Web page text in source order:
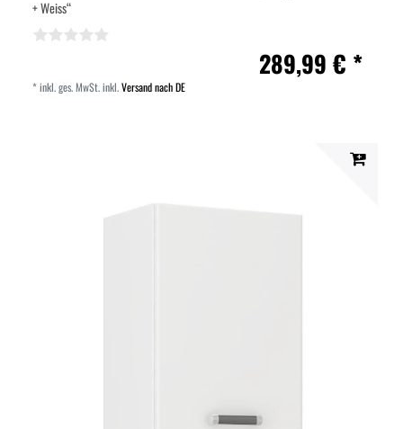
+ Weiss“
289,99 € *
*inkl. ges. MwSt.inkl.Versand nach DE